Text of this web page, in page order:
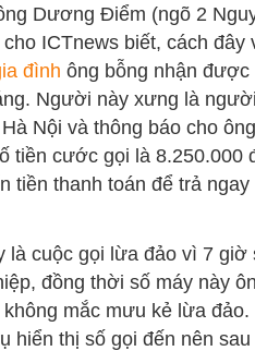
Dương Điểm (ngõ 2
ICTnews biết, cách đây
đình ông bỗng nhận
Người này xưng là
Nội và thông báo cho
tiền cước gọi là 8.250.000
tiền thanh toán để trả
là cuộc gọi lừa đảo vì 7
đồng thời số máy này
mắc mưu kẻ lừa
hiển thị số gọi đến nên